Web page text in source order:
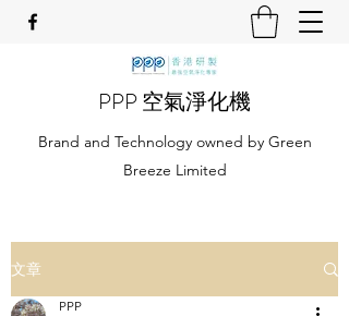
PPP 空氣淨化機
Brand and Technology owned by Green
Breeze Limited
文章
PPP